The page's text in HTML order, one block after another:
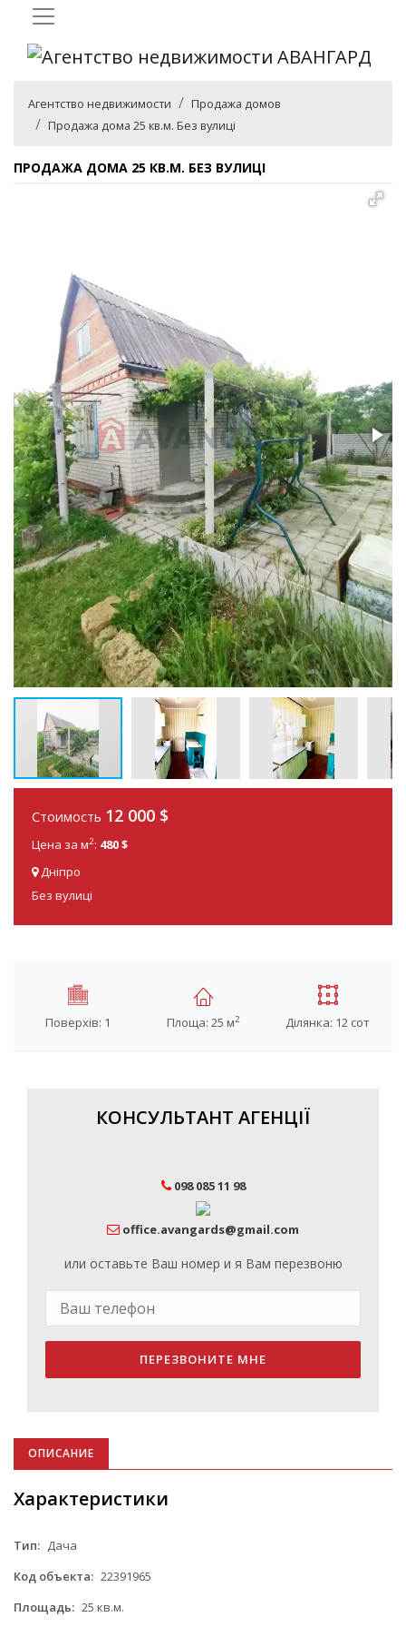
Агентство недвижимости
Продажа домов
Продажа дома 25 кв.м. Без вулиці
ПРОДАЖА ДОМА 25 КВ.М. БЕЗ ВУЛИЦІ
Стоимость 12 000 $
Цена за м2: 480 $
Дніпро
Без вулиці
Поверхів: 1 Площа: 25 м2 Ділянка: 12 сот
КОНСУЛЬТАНТ АГЕНЦІЇ
098 085 11 98
office.avangards@gmail.com
или оставьте Ваш номер и я Вам перезвоню
ПЕРЕЗВОНИТЕ МНЕ
ОПИСАНИЕ
Характеристики
Тип: Дача
Код объекта: 22391965
Площадь: 25 кв.м.